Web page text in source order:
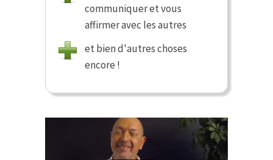
communiquer et vous
affirmer avec les autres
et bien d'autres choses
encore !